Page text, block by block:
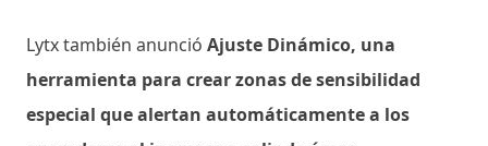
Lytx también anunció Ajuste Dinámico, una
herramienta para crear zonas de sensibilidad
especial que alertan automáticamente a los